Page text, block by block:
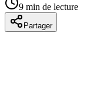
9 min de lecture
Partager